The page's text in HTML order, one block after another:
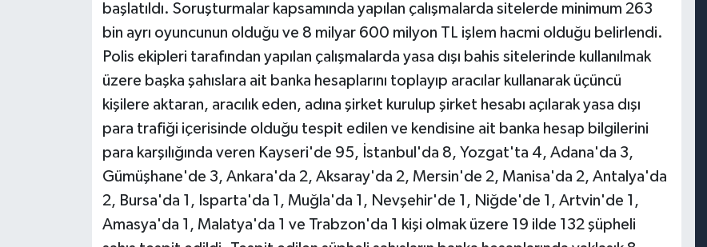
başlatıldı. Soruşturmalar kapsamında yapılan çalışmalarda sitelerde minimum 263
bin ayrı oyuncunun olduğu ve 8 milyar 600 milyon TL işlem hacmi olduğu belirlendi.
Polis ekipleri tarafından yapılan çalışmalarda yasa dışı bahis sitelerinde kullanılmak
üzere başka şahıslara ait banka hesaplarını toplayıp aracılar kullanarak üçüncü
kişilere aktaran, aracılık eden, adına şirket kurulup şirket hesabı açılarak yasa dışı
para trafiği içerisinde olduğu tespit edilen ve kendisine ait banka hesap bilgilerini
para karşılığında veren Kayseri'de 95, İstanbul'da 8, Yozgat'ta 4, Adana'da 3,
Gümüşhane'de 3, Ankara'da 2, Aksaray'da 2, Mersin'de 2, Manisa'da 2, Antalya'da
2, Bursa'da 1, Isparta'da 1, Muğla'da 1, Nevşehir'de 1, Niğde'de 1, Artvin'de 1,
Amasya'da 1, Malatya'da 1 ve Trabzon'da 1 kişi olmak üzere 19 ilde 132 şüpheli